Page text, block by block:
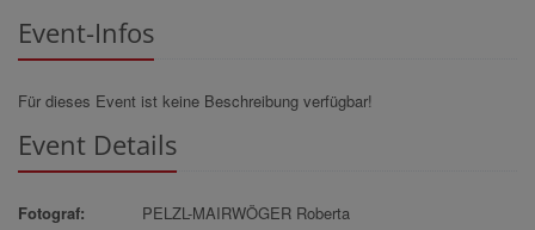
Event-Infos
Für dieses Event ist keine Beschreibung verfügbar!
Event Details
Fotograf:
PELZL-MAIRWÖGER Roberta